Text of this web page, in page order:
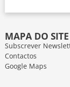
MAPA DO SITE
Subscrever
Contactos
Google Maps